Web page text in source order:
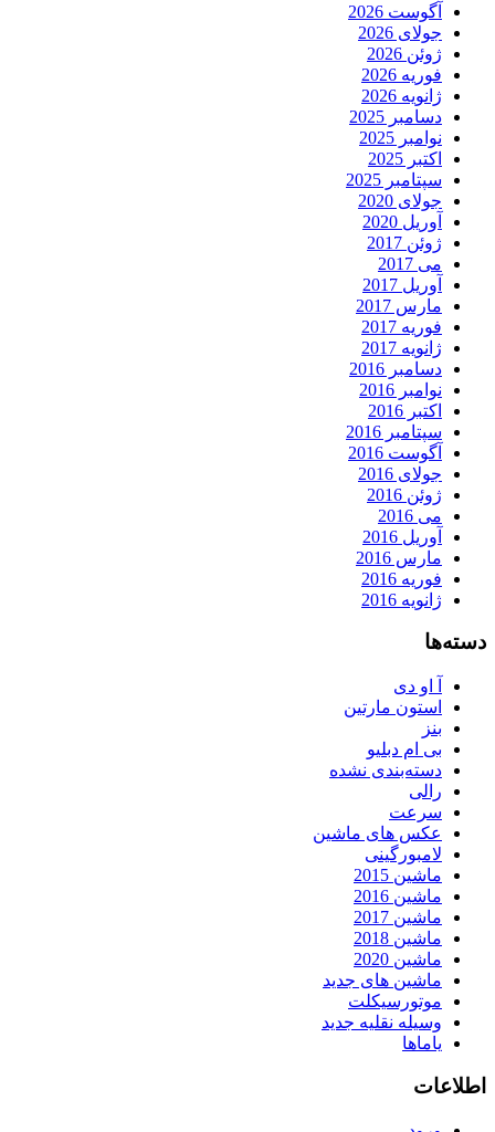
آگوست 2026
جولای 2026
ژوئن 2026
فوریه 2026
ژانویه 2026
دسامبر 2025
نوامبر 2025
اکتبر 2025
سپتامبر 2025
جولای 2020
آوریل 2020
ژوئن 2017
می 2017
آوریل 2017
مارس 2017
فوریه 2017
ژانویه 2017
دسامبر 2016
نوامبر 2016
اکتبر 2016
سپتامبر 2016
آگوست 2016
جولای 2016
ژوئن 2016
می 2016
آوریل 2016
مارس 2016
فوریه 2016
ژانویه 2016
دسته‌ها
آ او دی
استون مارتین
بنز
بی ام دبلیو
دسته‌بندی نشده
رالی
سرعت
عکس های ماشین
لامبورگینی
ماشین 2015
ماشین 2016
ماشین 2017
ماشین 2018
ماشین 2020
ماشین های جدید
موتورسیکلت
وسیله نقلیه جدید
یاماها
اطلاعات